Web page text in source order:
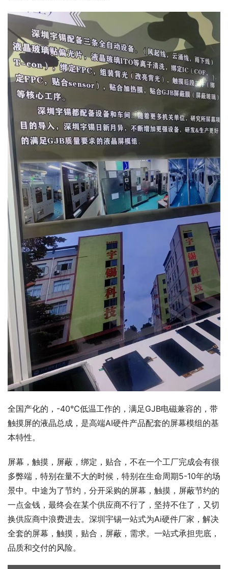
全国产化的，-40℃低温工作的，满足GJB电磁兼容的，带
触摸屏的液晶总成，是高端AI硬件产品配套的屏幕模组的基
本特性。
屏幕，触摸，屏蔽，绑定，贴合，不在一个工厂完成会有很
多弊端，特别在量不大的时候，特别在生命周期5-10年的场
景中。中途为了节约，分开采购的屏幕，触摸，屏蔽节约的
一点金钱，最终会在某个供应商不行了，坚持不住了，又切
换供应商中浪费进去。深圳宇锡一站式为Ai硬件厂家，解决
全套的屏幕，触摸，贴合，屏蔽，需求。一站式承担兜底，
品质和交付的风险。